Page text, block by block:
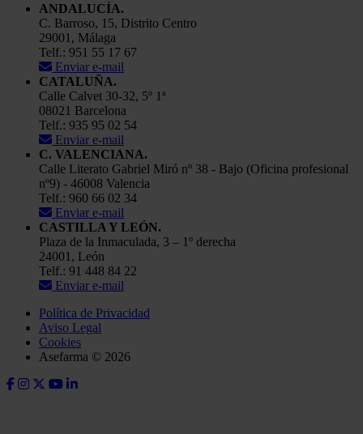
ANDALUCÍA.
C. Barroso, 15, Distrito Centro
29001, Málaga
Telf.: 951 55 17 67
Enviar e-mail
CATALUÑA.
Calle Calvet 30-32, 5º 1ª
08021 Barcelona
Telf.: 935 95 02 54
Enviar e-mail
C. VALENCIANA.
Calle Literato Gabriel Miró nº 38 - Bajo (Oficina profesional
nº9) - 46008 Valencia
Telf.: 960 66 02 34
Enviar e-mail
CASTILLA Y LEÓN.
Plaza de la Inmaculada, 3 – 1º derecha
24001, León
Telf.: 91 448 84 22
Enviar e-mail
Política de Privacidad
Aviso Legal
Cookies
Asefarma © 2026